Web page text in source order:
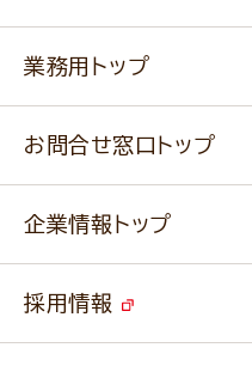
新商品・リニューアル商品
通販サイト一覧
作り方動画
みなさまのレシピはこちら
ふっくらパンをつくりましょう
キャンペーン
業務用トップ
ニップンの アマニ 業務用サイト
ベジカフェブランドサイト
お問合せ窓口トップ
改善事例
企業情報トップ
採用情報